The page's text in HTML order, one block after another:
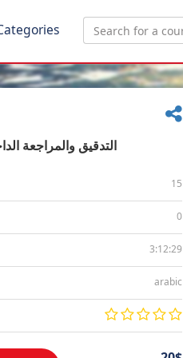
التدقيق والمراجعة
15
0
3:12:29
arabic